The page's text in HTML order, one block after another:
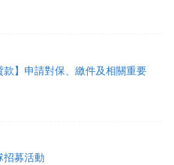
款】申請對保、繳件及相關重要
招募活動